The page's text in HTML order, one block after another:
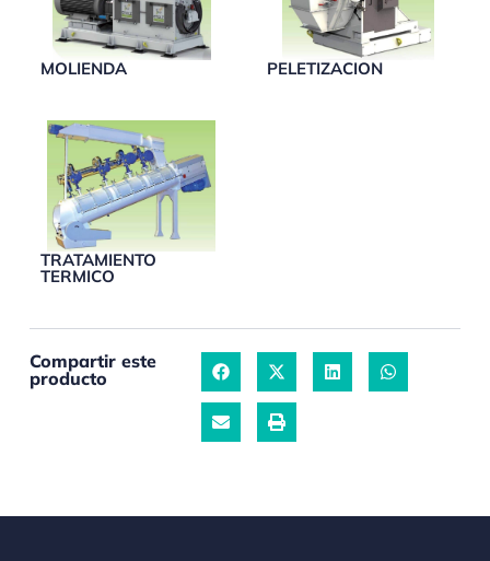
MOLIENDA PELETIZACION
TRATAMIENTO
TERMICO
Compartir este
producto